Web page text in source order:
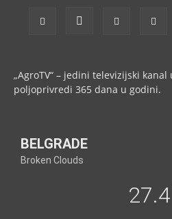
„AgroTV“ – jedini televizijski
poljoprivredi 365 dana u godini.
BELGRADE
Broken Clouds
27.4